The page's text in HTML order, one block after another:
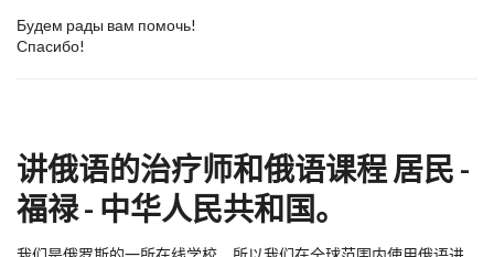
Будем рады вам помочь!
Спасибо!
讲俄语的治疗师和俄语课程 居民 -
福禄 - 中华人民共和国。